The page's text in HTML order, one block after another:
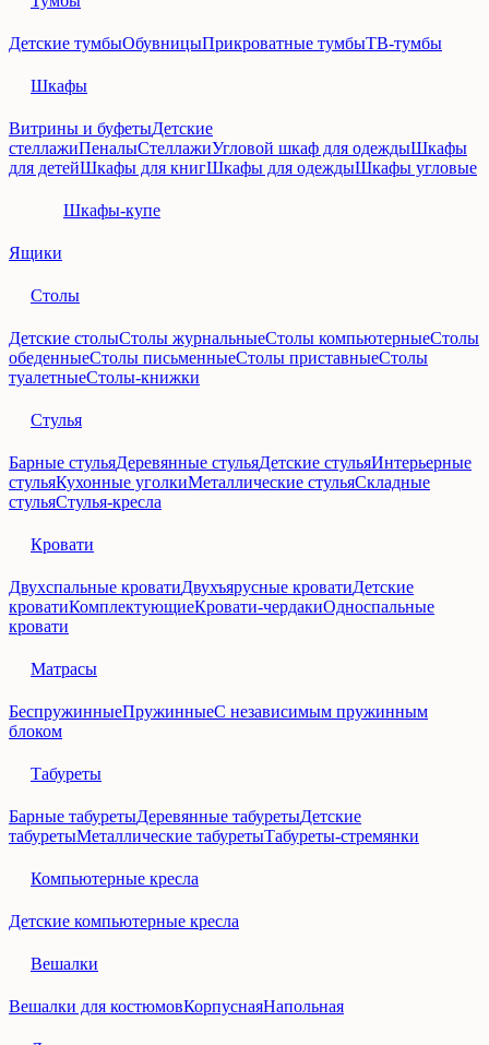
Детские тумбыОбувницыПрикроватные тумбыТВ-тумбы
Шкафы
Витрины и буфетыДетские
стеллажиПеналыСтеллажиУгловой шкаф для одеждыШкафы
для детейШкафы для книгШкафы для одеждыШкафы угловые
Шкафы-купе
Ящики
Столы
Детские столыСтолы журнальныеСтолы компьютерныеСтолы
обеденныеСтолы письменныеСтолы приставныеСтолы
туалетныеСтолы-книжки
Стулья
Барные стульяДеревянные стульяДетские стульяИнтерьерные
стульяКухонные уголкиМеталлические стульяСкладные
стульяСтулья-кресла
Кровати
Двухспальные кроватиДвухъярусные кроватиДетские
кроватиКомплектующиеКровати-чердакиОдноспальные
кровати
Матрасы
БеспружинныеПружинныеС независимым пружинным
блоком
Табуреты
Барные табуретыДеревянные табуретыДетские
табуретыМеталлические табуретыТабуреты-стремянки
Компьютерные кресла
Детские компьютерные кресла
Вешалки
Вешалки для костюмовКорпуснаяНапольная